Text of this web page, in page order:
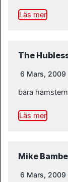
Läs mer
The
6 Mars, 2009
bara
Läs mer
Mike
6 Mars, 2009